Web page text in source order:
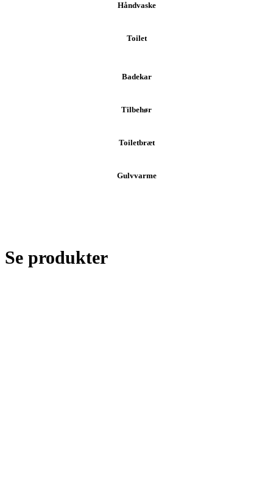
Håndvaske
Toilet
Badekar
Tilbehør
Toiletbræt
Gulvvarme
Se produkter